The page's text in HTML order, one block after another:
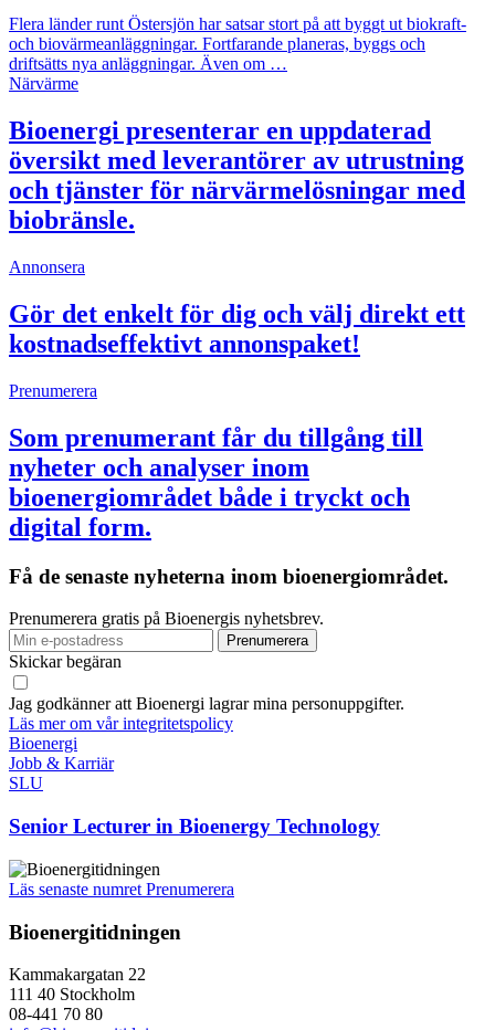
Flera länder runt Östersjön har satsar stort på att byggt ut biokraft-
och biovärmeanläggningar. Fortfarande planeras, byggs och
driftsätts nya anläggningar. Även om …
Närvärme
Bioenergi presenterar en uppdaterad
översikt med leverantörer av utrustning
och tjänster för närvärmelösningar med
biobränsle.
Annonsera
Gör det enkelt för dig och välj direkt ett
kostnadseffektivt annonspaket!
Prenumerera
Som prenumerant får du tillgång till
nyheter och analyser inom
bioenergiområdet både i tryckt och
digital form.
Få de senaste nyheterna inom bioenergiområdet.
Prenumerera gratis på Bioenergis nyhetsbrev.
Skickar begäran
Jag godkänner att Bioenergi lagrar mina personuppgifter.
Läs mer om vår integritetspolicy
Bioenergi
Jobb & Karriär
SLU
Senior Lecturer in Bioenergy Technology
Läs senaste numret Prenumerera
Bioenergitidningen
Kammakargatan 22
111 40 Stockholm
08-441 70 80